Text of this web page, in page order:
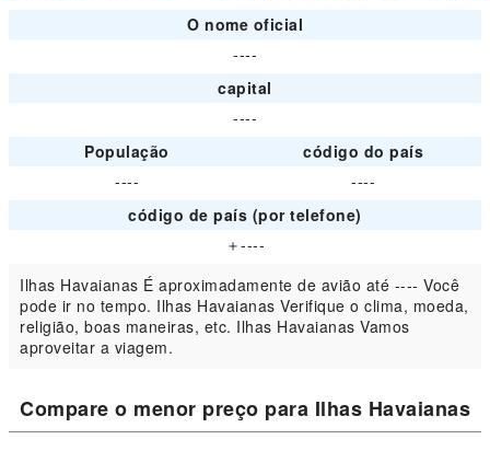
O nome oficial
----
capital
----
População
código do país
----
----
código de país (por telefone)
＋----
Ilhas Havaianas É aproximadamente de avião até ---- Você
pode ir no tempo. Ilhas Havaianas Verifique o clima, moeda,
religião, boas maneiras, etc. Ilhas Havaianas Vamos
aproveitar a viagem.
Compare o menor preço para Ilhas Havaianas